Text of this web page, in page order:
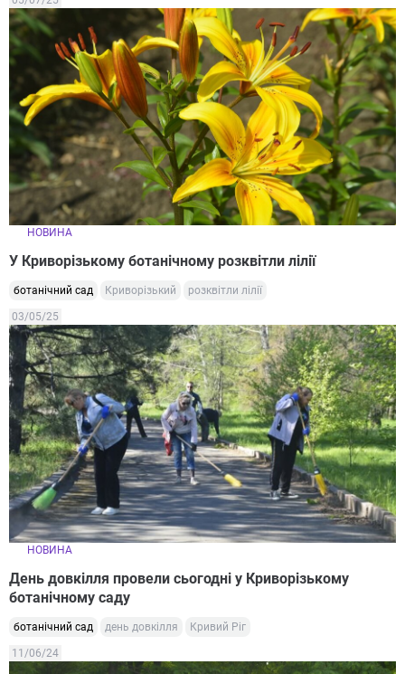
НОВИНА
У Криворізькому ботанічному розквітли лілії
ботанічний сад Криворізький розквітли лілії
03/05/25
НОВИНА
День довкілля провели сьогодні у Криворізькому
ботанічному саду
ботанічний сад день довкілля Кривий Ріг
11/06/24